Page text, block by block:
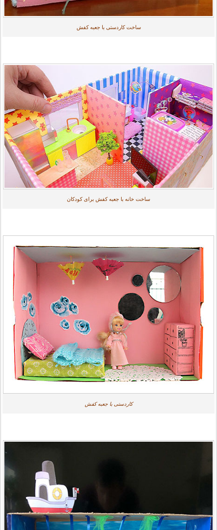
ساخت کاردستی با جعبه کفش
ساخت خانه با جعبه کفش برای کودکان
کاردستی با جعبه کفش